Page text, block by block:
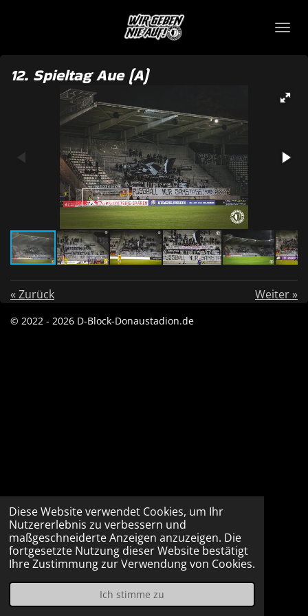
Diese Website verwendet Cookies, um Ihr
Nutzererlebnis zu verbessern und
maßgeschneiderte Anzeigen anzuzeigen. Die
fortgesetzte Nutzung dieser Website bestätigt
Ihre Zustimmung zur Verwendung von Cookies.
Ich stimme zu
12. Spieltag Aue (A)
« Zurück Weiter»
© 2022 - 2026 D-Block-Donaustadion.de